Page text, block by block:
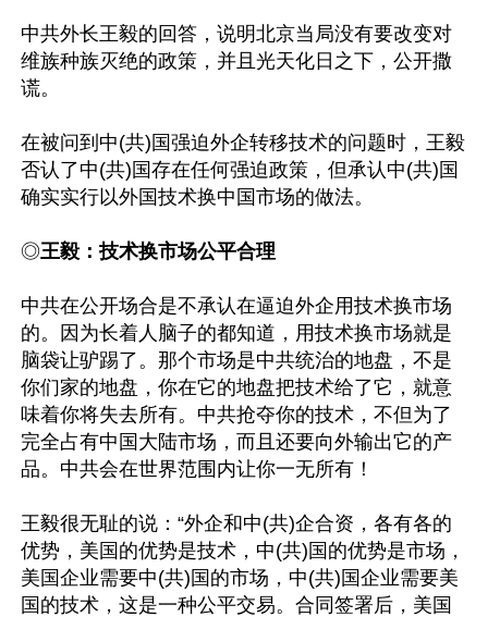
中共外长王毅的回答，说明北京当局没有要改变对
维族种族灭绝的政策，并且光天化日之下，公开撒
谎。
在被问到中(共)国强迫外企转移技术的问题时，王毅
否认了中(共)国存在任何强迫政策，但承认中(共)国
确实实行以外国技术换中国市场的做法。
◎王毅：技术换市场公平合理
中共在公开场合是不承认在逼迫外企用技术换市场
的。因为长着人脑子的都知道，用技术换市场就是
脑袋让驴踢了。那个市场是中共统治的地盘，不是
你们家的地盘，你在它的地盘把技术给了它，就意
味着你将失去所有。中共抢夺你的技术，不但为了
完全占有中国大陆市场，而且还要向外输出它的产
品。中共会在世界范围内让你一无所有！
王毅很无耻的说：“外企和中(共)企合资，各有各的
优势，美国的优势是技术，中(共)国的优势是市场，
美国企业需要中(共)国的市场，中(共)国企业需要美
国的技术，这是一种公平交易。合同签署后，美国